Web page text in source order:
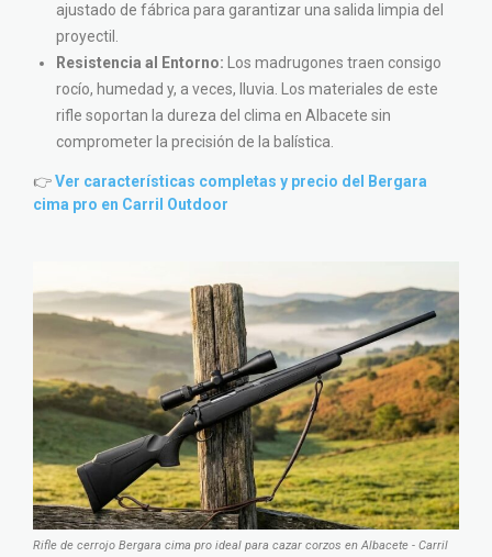
ajustado de fábrica para garantizar una salida limpia del
proyectil.
Resistencia al Entorno: Los madrugones traen consigo
rocío, humedad y, a veces, lluvia. Los materiales de este
rifle soportan la dureza del clima en Albacete sin
comprometer la precisión de la balística.
👉Ver características completas y precio del Bergara
cima pro en Carril Outdoor
Rifle de cerrojo Bergara cima pro ideal para cazar corzos en Albacete - Carril